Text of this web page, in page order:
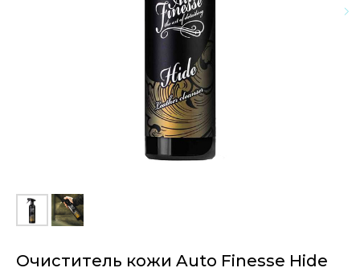
Очиститель кожи Auto Finesse Hide